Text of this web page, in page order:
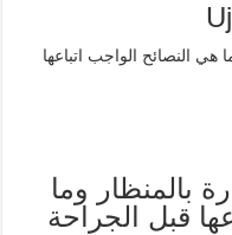
بالمنظار وما
قبل الجراحة